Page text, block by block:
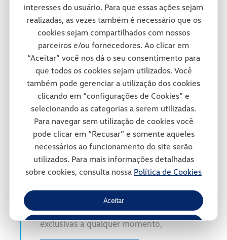
interesses do usuário. Para que essas ações sejam
realizadas, as vezes também é necessário que os
cookies sejam compartilhados com nossos
parceiros e/ou fornecedores. Ao clicar em
“Aceitar” você nos dá o seu consentimento para
que todos os cookies sejam utilizados. Você
também pode gerenciar a utilização dos cookies
clicando em “configurações de Cookies” e
selecionando as categorias a serem utilizadas.
Para navegar sem utilização de cookies você
pode clicar em “Recusar” e somente aqueles
necessários ao funcionamento do site serão
utilizados. Para mais informações detalhadas
sobre cookies, consulta nossa Política de Cookies
Aceitar
Recusar
Saiba mais
PEÇAS.VWCO
Agora você pode contar com um atendimento
Volkswagen Caminhões e Ônibus. Encontre
as peças que você precisa e aproveite ofertas
exclusivas a qualquer momento,